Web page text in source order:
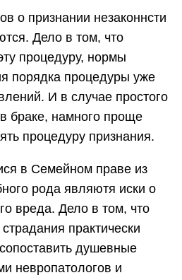
о признании незаконнсти
Дело в том, что
процедуру, нормы
порядка процедуры уже
И в случае простого
браке, намного проще
процедуру признания.
в Семейном праве из
рода являютя иски о
вреда. Дело в том, что
практически
душевные
невропатологов и